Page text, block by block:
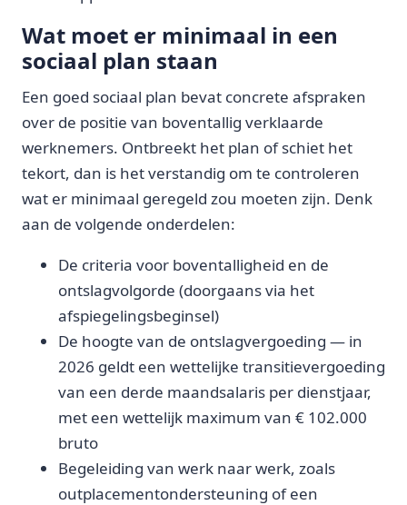
Wat moet er minimaal in een
sociaal plan staan
Een goed sociaal plan bevat concrete afspraken
over de positie van boventallig verklaarde
werknemers. Ontbreekt het plan of schiet het
tekort, dan is het verstandig om te controleren
wat er minimaal geregeld zou moeten zijn. Denk
aan de volgende onderdelen:
De criteria voor boventalligheid en de
ontslagvolgorde (doorgaans via het
afspiegelingsbeginsel)
De hoogte van de ontslagvergoeding — in
2026 geldt een wettelijke transitievergoeding
van een derde maandsalaris per dienstjaar,
met een wettelijk maximum van € 102.000
bruto
Begeleiding van werk naar werk, zoals
outplacementondersteuning of een